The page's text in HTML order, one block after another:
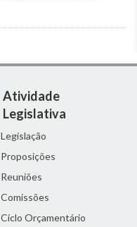
Atividade
Legislativa
Legislação
Proposições
Reuniões
Comissões
Ciclo Orçamentário